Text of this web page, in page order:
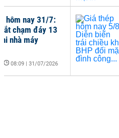
hôm nay 31/7:
chạm đáy 13
nhà máy
08:09 | 31/07/2026